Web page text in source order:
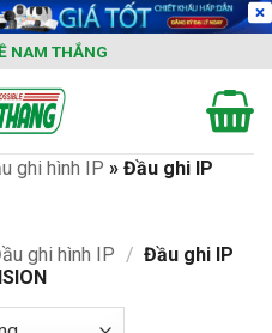
NAM THẮNG
ghi hình IP » Đầu ghi IP
ghi hình IP / Đầu ghi IP